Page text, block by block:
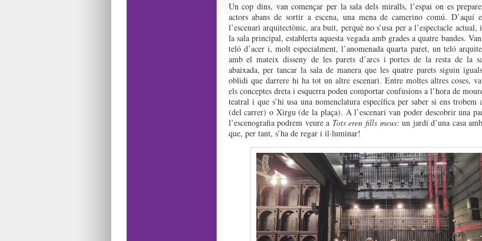
Un cop dins, van començar per la sala dels miralls, l’espai on es
actors abans de sortir a escena, una mena de camerino comú. D’aquí
l’escenari arquitectònic, ara buit, perquè no s’usa per a l’espectacle actual,
la sala principal, establerta aquesta vegada amb grades a quatre bandes.
teló d’acer i, molt especialment, l’anomenada quarta paret, un teló
amb el mateix disseny de les parets d’arcs i portes de la resta de la
abaixada, per tancar la sala de manera que les quatre parets siguin
oblidi que darrere hi ha tot un altre escenari. Entre moltes altres coses,
els conceptes dreta i esquerra poden comportar confusions a l’hora de
teatral i que s’hi usa una nomenclatura específica per saber si ens
(del carrer) o Xirgu (de la plaça). A l’escenari van poder descobrir una
l’escenografia podrem veure a Tots eren fills meus: un jardí d’una casa
que, per tant, s’ha de regar i il·luminar!